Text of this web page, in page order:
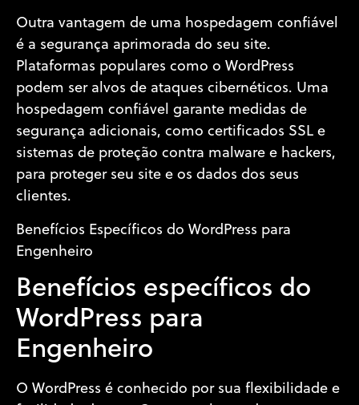
Outra vantagem de uma hospedagem confiável
é a segurança aprimorada do seu site.
Plataformas populares como o WordPress
podem ser alvos de ataques cibernéticos. Uma
hospedagem confiável garante medidas de
segurança adicionais, como certificados SSL e
sistemas de proteção contra malware e hackers,
para proteger seu site e os dados dos seus
clientes.
Benefícios Específicos do WordPress para
Engenheiro
Benefícios específicos do
WordPress para
Engenheiro
O WordPress é conhecido por sua flexibilidade e